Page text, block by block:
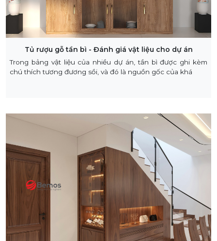
Tủ rượu gỗ tần bì - Đánh giá vật liệu cho dự án
Trong bảng vật liệu của nhiều dự án, tần bì được ghi kèm
chú thích tương đương sồi, và đó là nguồn gốc của khá